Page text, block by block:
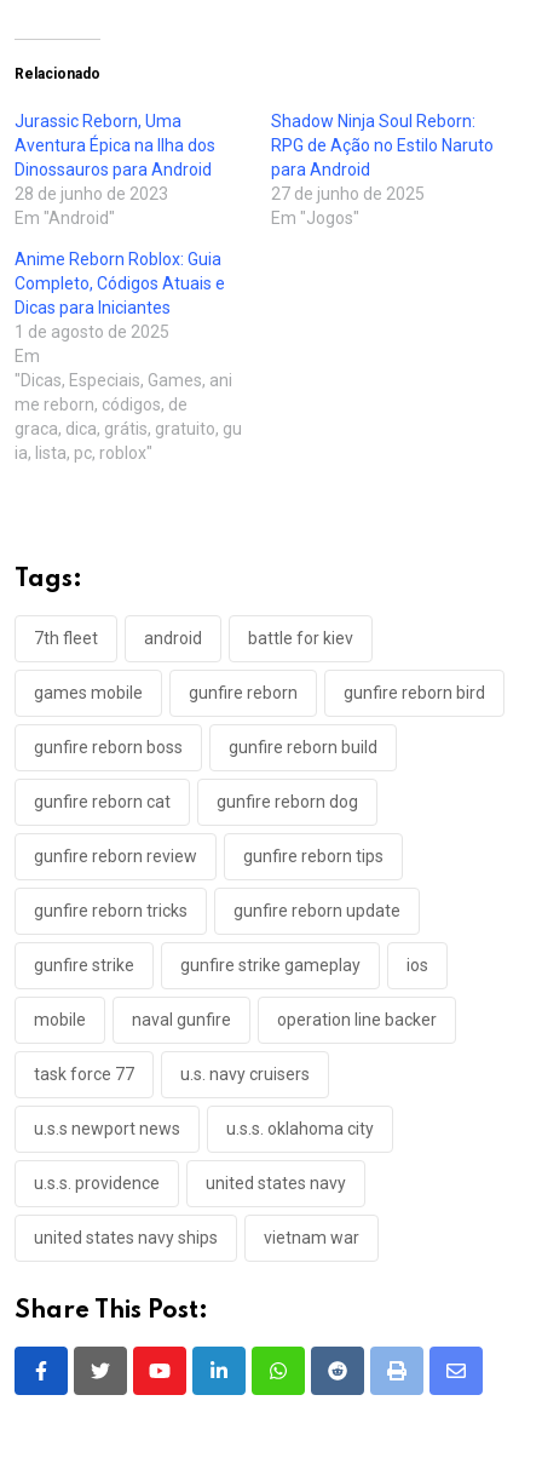
Relacionado
Jurassic Reborn, Uma
Aventura Épica na Ilha dos
Dinossauros para Android
28 de junho de 2023
Em "Android"
Shadow Ninja Soul Reborn:
RPG de Ação no Estilo Naruto
para Android
27 de junho de 2025
Em "Jogos"
Anime Reborn Roblox: Guia
Completo, Códigos Atuais e
Dicas para Iniciantes
1 de agosto de 2025
Em
"Dicas, Especiais, Games, ani
me reborn, códigos, de
graca, dica, grátis, gratuito, gu
ia, lista, pc, roblox"
Tags:
7th fleet android battle for kiev
games mobile gunfire reborn gunfire reborn bird
gunfire reborn boss gunfire reborn build
gunfire reborn cat gunfire reborn dog
gunfire reborn review gunfire reborn tips
gunfire reborn tricks gunfire reborn update
gunfire strike gunfire strike gameplay ios
mobile naval gunfire operation line backer
task force 77 u.s. navy cruisers
u.s.s newport news u.s.s. oklahoma city
u.s.s. providence united states navy
united states navy ships vietnam war
Share This Post:
YoutubeLinkedInWhatsappRedditPrint
Share